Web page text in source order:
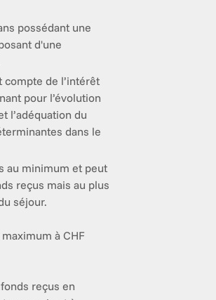
possédant une
d'une
de l’intérêt
pour l’évolution
l’adéquation du
dans le
au minimum et peut
reçus mais au plus
séjour.
à CHF
reçus en